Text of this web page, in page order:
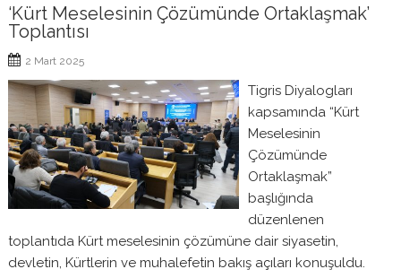
‘Kürt Meselesinin Çözümünde Ortaklaşmak’
Toplantısı
2 Mart 2025
Tigris Diyalogları
kapsamında “Kürt
Meselesinin
Çözümünde
Ortaklaşmak”
başlığında
düzenlenen
toplantıda Kürt meselesinin çözümüne dair siyasetin,
devletin, Kürtlerin ve muhalefetin bakış açıları konuşuldu.